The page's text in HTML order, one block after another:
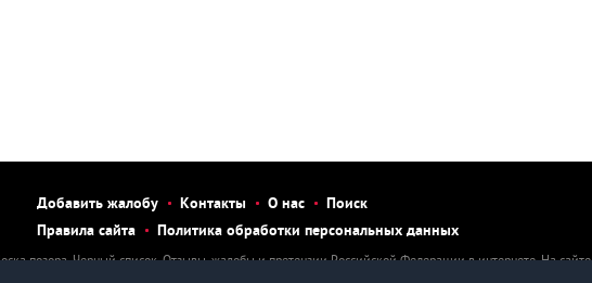
Добавить жалобу Контакты О нас
Поиск
Правила сайта
Политика обработки персональных данных
позора. Черный список. Отзывы, жалобы и претензии Российской Федерации в интернете. На сайте